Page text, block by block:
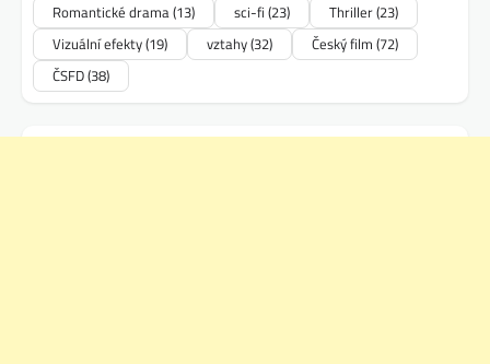
Romantické drama(13) sci-fi (23) Thriller(23)
Vizuální efekty(19) vztahy(32) Český film (72)
ČSFD(38)